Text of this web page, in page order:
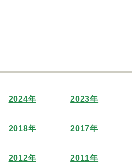
2024年 2023年
2018年 2017年
2012年 2011年